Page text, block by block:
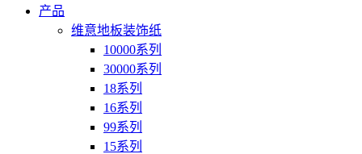
产品
维意地板装饰纸
10000系列
30000系列
18系列
16系列
99系列
15系列